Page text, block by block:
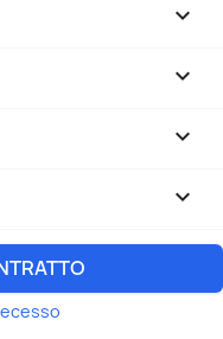



keyboard_arrow_down